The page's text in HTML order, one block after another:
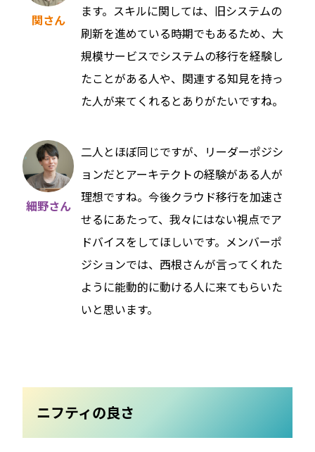
関さん
ます。スキルに関しては、旧システムの
刷新を進めている時期でもあるため、大
規模サービスでシステムの移行を経験し
たことがある人や、関連する知見を持っ
た人が来てくれるとありがたいですね。
細野さん
二人とほぼ同じですが、リーダーポジシ
ョンだとアーキテクトの経験がある人が
理想ですね。今後クラウド移行を加速さ
せるにあたって、我々にはない視点でア
ドバイスをしてほしいです。メンバーポ
ジションでは、西根さんが言ってくれた
ように能動的に動ける人に来てもらいた
いと思います。
ニフティの良さ